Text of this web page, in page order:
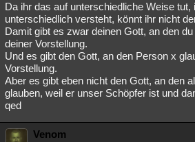
Da ihr das auf unterschiedliche Weise tut,
unterschiedlich versteht, könnt ihr nicht
Damit gibt es zwar deinen Gott, an den
deiner Vorstellung.
Und es gibt den Gott, an den Person x
Vorstellung.
Aber es gibt eben nicht den Gott, an den
glauben, weil er unser Schöpfer ist und
qed
Venom